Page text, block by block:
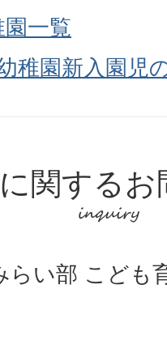
園一覧
稚園新入園児
関するお
らい部 こども